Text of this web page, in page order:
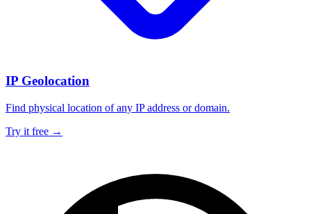
IP Geolocation
Find physical location of any IP address or domain.
Try it free →